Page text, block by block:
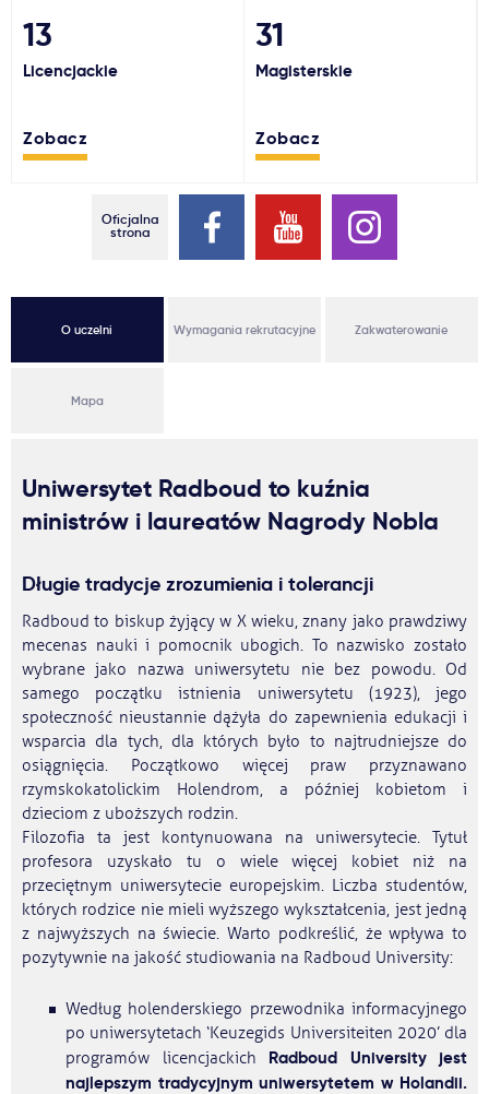
Ważne
Dlaczego Kastu?
Aktualności
13
Licencjackie
Zobacz
31
Magisterskie
Zobacz
Oficjalna
strona
O uczelni Wymagania rekrutacyjne Zakwaterowanie
Mapa
Uniwersytet Radboud to kuźnia
ministrów i laureatów Nagrody Nobla
Długie tradycje zrozumienia i tolerancji
Radboud to biskup żyjący w X wieku, znany jako prawdziwy
mecenas nauki i pomocnik ubogich. To nazwisko zostało
wybrane jako nazwa uniwersytetu nie bez powodu. Od
samego początku istnienia uniwersytetu (1923), jego
społeczność nieustannie dążyła do zapewnienia edukacji i
wsparcia dla tych, dla których było to najtrudniejsze do
osiągnięcia. Początkowo więcej praw przyznawano
rzymskokatolickim Holendrom, a później kobietom i
dzieciom z uboższych rodzin.
Filozofia ta jest kontynuowana na uniwersytecie. Tytuł
profesora uzyskało tu o wiele więcej kobiet niż na
przeciętnym uniwersytecie europejskim. Liczba studentów,
których rodzice nie mieli wyższego wykształcenia, jest jedną
z najwyższych na świecie. Warto podkreślić, że wpływa to
pozytywnie na jakość studiowania na Radboud University:
Według holenderskiego przewodnika informacyjnego
po uniwersytetach ‘Keuzegids Universiteiten 2020’ dla
programów licencjackich Radboud University jest
najlepszym tradycyjnym uniwersytetem w Holandii.